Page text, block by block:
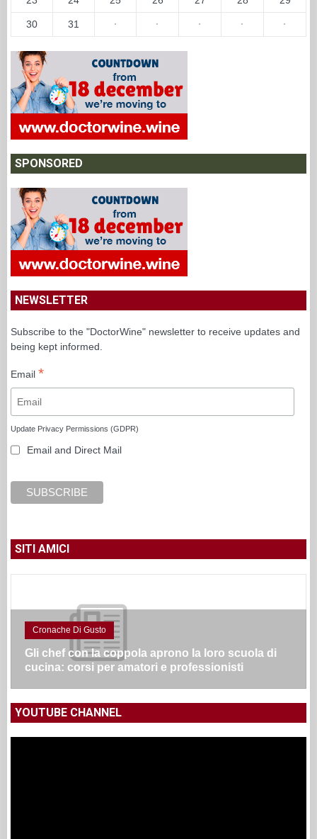
30 31 · · · · ·
SPONSORED
NEWSLETTER
Subscribe to the "DoctorWine" newsletter to receive updates and
being kept informed.
Email *
Update Privacy Permissions (GDPR)
Email and Direct Mail
SITI AMICI
Cronache Di Gusto
Gli chef con la coppola aprono la loro scuola di
cucina: corsi per amatori e professionisti
YOUTUBE CHANNEL